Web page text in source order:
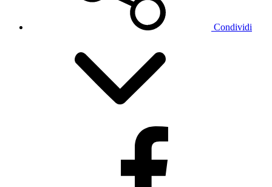
Condividi